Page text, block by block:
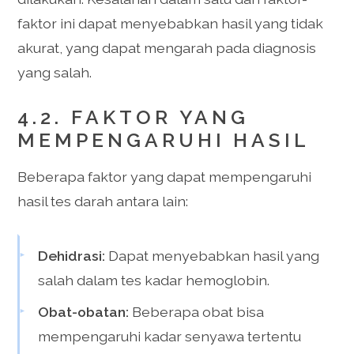
faktor ini dapat menyebabkan hasil yang tidak
akurat, yang dapat mengarah pada diagnosis
yang salah.
4.2. FAKTOR YANG
MEMPENGARUHI HASIL
Beberapa faktor yang dapat mempengaruhi
hasil tes darah antara lain:
Dehidrasi: Dapat menyebabkan hasil yang
salah dalam tes kadar hemoglobin.
Obat-obatan: Beberapa obat bisa
mempengaruhi kadar senyawa tertentu